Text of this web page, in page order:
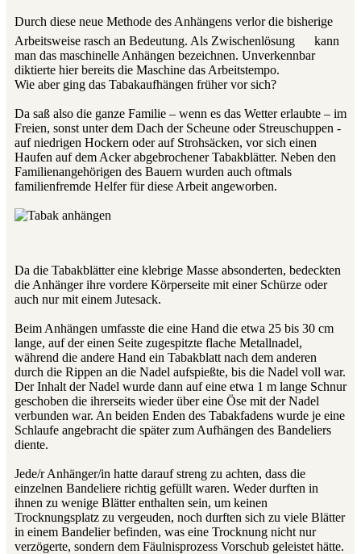
Durch diese neue Methode des Anhängens verlor die bisherige
Arbeitsweise rasch an Bedeutung. Als Zwischenlösung
kann
man das maschinelle Anhängen bezeichnen. Unverkennbar
diktierte hier bereits die Maschine das Arbeitstempo.
Wie aber ging das Tabakaufhängen früher vor sich?
Da saß also die ganze Familie – wenn es das Wetter erlaubte – im
Freien, sonst unter dem Dach der Scheune oder Streuschuppen -
auf niedrigen Hockern oder auf Strohsäcken, vor sich einen
Haufen auf dem Acker abgebrochener Tabakblätter. Neben den
Familienangehörigen des Bauern wurden auch oftmals
familienfremde Helfer für diese Arbeit angeworben.
Da die Tabakblätter eine klebrige Masse absonderten, bedeckten
die Anhänger ihre vordere Körperseite mit einer Schürze oder
auch nur mit einem Jutesack.
Beim Anhängen umfasste die eine Hand die etwa 25 bis 30 cm
lange, auf der einen Seite zugespitzte flache Metallnadel,
während die andere Hand ein Tabakblatt nach dem anderen
durch die Rippen an die Nadel aufspießte, bis die Nadel voll war.
Der Inhalt der Nadel wurde dann auf eine etwa 1 m lange Schnur
geschoben die ihrerseits wieder über eine Öse mit der Nadel
verbunden war. An beiden Enden des Tabakfadens wurde je eine
Schlaufe angebracht die später zum Aufhängen des Bandeliers
diente.
Jede/r Anhänger/in hatte darauf streng zu achten, dass die
einzelnen Bandeliere richtig gefüllt waren. Weder durften in
ihnen zu wenige Blätter enthalten sein, um keinen
Trocknungsplatz zu vergeuden, noch durften sich zu viele Blätter
in einem Bandelier befinden, was eine Trocknung nicht nur
verzögerte, sondern dem Fäulnisprozess Vorschub geleistet hätte.